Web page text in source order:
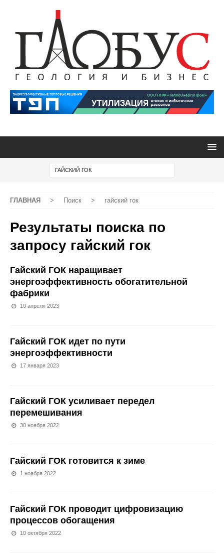
ГЛАВНАЯ > Поиск > гайский гок
Результаты поиска по
запросу гайский гок
Гайский ГОК наращивает
энергоэффективность обогатительной
фабрики
10 апреля 2023
Гайский ГОК идет по пути
энергоэффективности
17 января 2023
Гайский ГОК усиливает передел
перемешивания
30 ноября 2022
Гайский ГОК готовится к зиме
1 ноября 2022
Гайский ГОК проводит цифровизацию
процессов обогащения
10 октября 2022